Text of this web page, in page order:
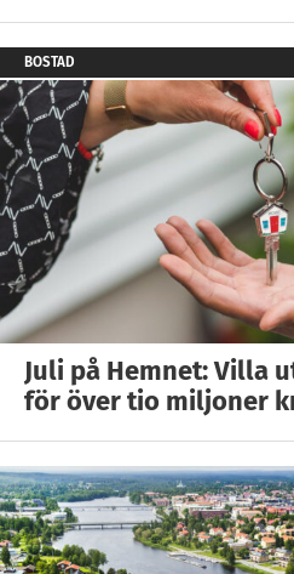
BOSTAD
Juli på Hemnet: Villa
för över tio miljoner